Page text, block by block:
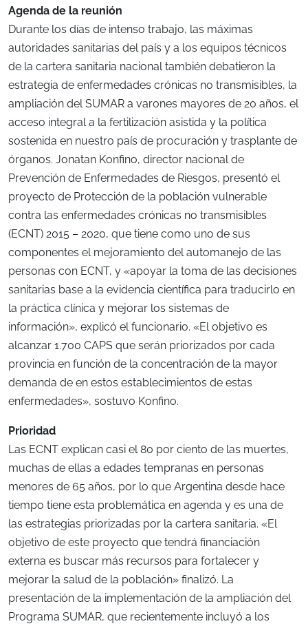
Agenda de la reunión
Durante los días de intenso trabajo, las máximas
autoridades sanitarias del país y a los equipos técnicos
de la cartera sanitaria nacional también debatieron la
estrategia de enfermedades crónicas no transmisibles, la
ampliación del SUMAR a varones mayores de 20 años, el
acceso integral a la fertilización asistida y la política
sostenida en nuestro país de procuración y trasplante de
órganos. Jonatan Konfino, director nacional de
Prevención de Enfermedades de Riesgos, presentó el
proyecto de Protección de la población vulnerable
contra las enfermedades crónicas no transmisibles
(ECNT) 2015 – 2020, que tiene como uno de sus
componentes el mejoramiento del automanejo de las
personas con ECNT, y «apoyar la toma de las decisiones
sanitarias base a la evidencia científica para traducirlo en
la práctica clínica y mejorar los sistemas de
información», explicó el funcionario. «El objetivo es
alcanzar 1.700 CAPS que serán priorizados por cada
provincia en función de la concentración de la mayor
demanda de en estos establecimientos de estas
enfermedades», sostuvo Konfino.
Prioridad
Las ECNT explican casi el 80 por ciento de las muertes,
muchas de ellas a edades tempranas en personas
menores de 65 años, por lo que Argentina desde hace
tiempo tiene esta problemática en agenda y es una de
las estrategias priorizadas por la cartera sanitaria. «El
objetivo de este proyecto que tendrá financiación
externa es buscar más recursos para fortalecer y
mejorar la salud de la población» finalizó. La
presentación de la implementación de la ampliación del
Programa SUMAR, que recientemente incluyó a los